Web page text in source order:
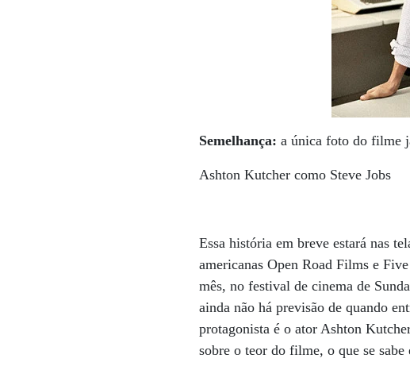
Semelhança:a única foto do filme
Ashton Kutcher como Steve Jobs
Essa história em breve estará nas
americanas Open Road Films e
mês, no festival de cinema de
ainda não há previsão de quando
protagonista é o ator Ashton
sobre o teor do filme, o que se